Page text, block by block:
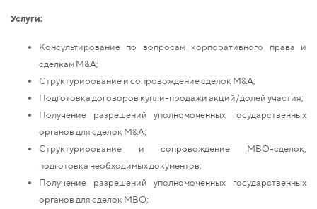
Услуги:
Консультирование по вопросам корпоративного права и
сделкам M&A;
Структурирование и сопровождение сделок M&A;
Подготовка договоров купли-продажи акций/долей участия;
Получение разрешений уполномоченных государственных
органов для сделок M&A;
Структурирование и сопровождение MBO-сделок,
подготовка необходимых документов;
Получение разрешений уполномоченных государственных
органов для сделок MBO;